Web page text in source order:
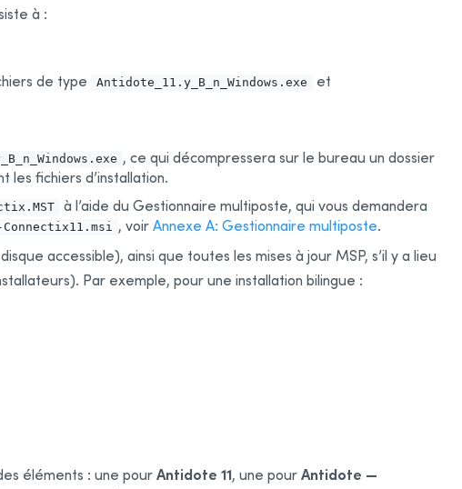
à :
de type Antidote_11.y_B_n_Windows.exe et
, ce qui décompressera sur le bureau un dossier
les fichiers d’installation.
à l’aide du Gestionnaire multiposte, qui vous demandera
, voirAnnexe A: Gestionnaire multiposte.
accessible), ainsi que toutes les mises à jour MSP, s’il y a lieu
Par exemple, pour une installation bilingue :
éléments : une pourAntidote 11, une pourAntidote —